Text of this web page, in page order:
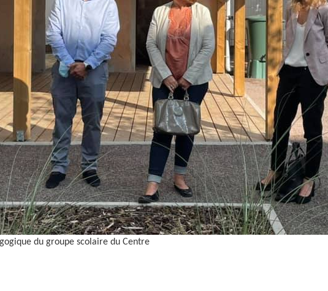
du groupe scolaire du Centre